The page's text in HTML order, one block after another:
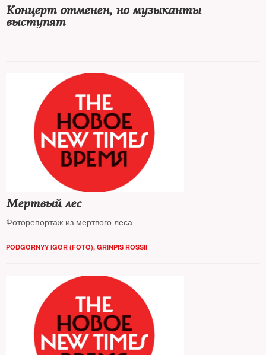
Концерт отменен, но музыканты
выступят
Мертвый лес
Фоторепортаж из мертвого леса
PODGORNYY IGOR (FOTO), GRINPIS ROSSII